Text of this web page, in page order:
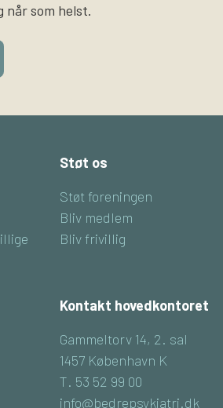
når som helst.
Støt os
Støt foreningen
Bliv medlem
Bliv frivillig
Kontakt hovedkontoret
Gammeltorv 14, 2. sal
1457 København K
T. 53 52 99 00
info@bedrepsykiatri.dk